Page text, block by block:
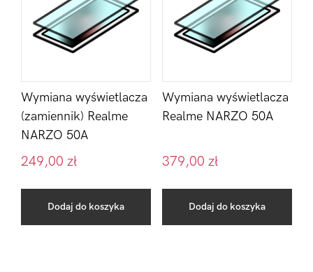
Wymiana wyświetlacza
(zamiennik) Realme
NARZO 50A
249,00 zł
Dodaj do koszyka
Wymiana wyświetlacza
Realme NARZO 50A
379,00 zł
Dodaj do koszyka